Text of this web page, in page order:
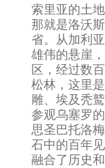
索里亚的土
那就是洛沃
省。从加利
雄伟的悬崖
区，经过数
松林，这里
雕、埃及秃
参观乌塞罗
思圣巴托洛
石中的百年
融合了历史